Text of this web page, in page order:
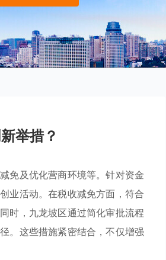
举措？
免及优化营商环境等。针对资金
业活动。在税收减免方面，符合
时，九龙坡区通过简化审批流程
。这些措施紧密结合，不仅增强